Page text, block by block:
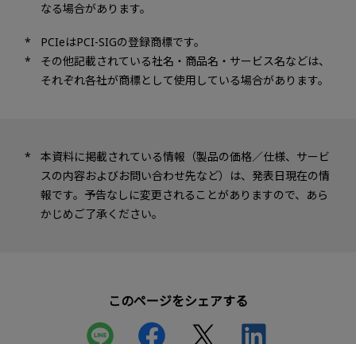
なる場合があります。
PCIeはPCI-SIGの登録商標です。
その他記載されている社名・商品名・サービス名などは、
それぞれ各社が商標として使用している場合があります。
本資料に掲載されている情報（製品の価格／仕様、サービ
スの内容およびお問い合わせ先など）は、発表日現在の情
報です。予告なしに変更されることがありますので、あら
かじめご了承ください。
このページをシェアする